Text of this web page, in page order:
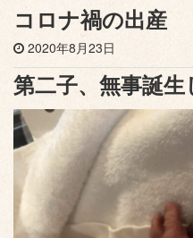
コロナ禍の出産
2020年8月23日
第二子、無事誕